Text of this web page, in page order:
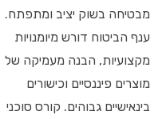
מבטיחה בשוק יציב ומתפתח.
ענף הביטוח דורש מיומנויות
מקצועיות, הבנה מעמיקה של
מוצרים פיננסיים וכישורים
בינאישיים גבוהים. קורס סוכני